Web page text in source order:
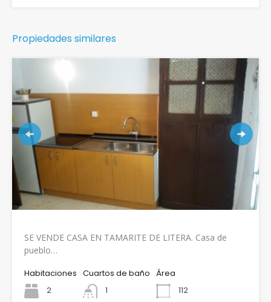
Propiedades similares
SE VENDE CASA EN TAMARITE DE LITERA. Casa de
pueblo…
Habitaciones
2
Cuartos de baño
1
Área
112